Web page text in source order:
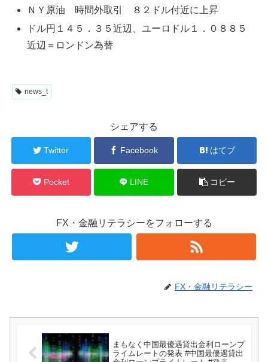
ＮＹ原油 時間外取引 ８２ドル付近に上昇
ドル円１４５．３５近辺、ユーロドル１．０８８５
近辺＝ロンドン為替
news_t
シェアする
Twitter Facebook はてブ
Pocket LINE コピー
FX・金融リテラシーをフォローする
FX・金融リテラシー
まもなく中国最優遇貸出金利ローンプ
ライムレートの発表 #中国最優遇貸出